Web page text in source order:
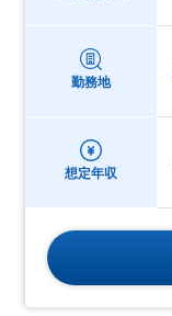
勤務地
想定年収